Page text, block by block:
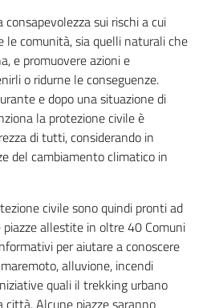
sui rischi a cui
le comunità, sia quelli naturali che
e promuovere azioni e
o ridurne le conseguenze.
e dopo una situazione di
la protezione civile è
di tutti, considerando in
del cambiamento climatico in
civile sono quindi pronti ad
allestite in oltre 40 Comuni
per aiutare a conoscere
alluvione, incendi
quali il trekking urbano
città. Alcune piazze saranno